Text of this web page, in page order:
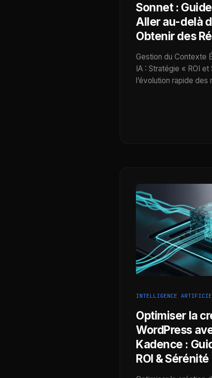
Sonnet :
Aller au-delà
Obtenir des
Gestion du Contexte
IA : Stratégie « ROI
l’évolution rapide
INTELLIGENCE
Optimiser la
WordPress
Kadence :
ROI & Sérénité